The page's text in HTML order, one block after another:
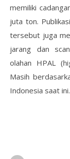
memiliki
juta ton.
tersebut juga
jarang dan
olahan HPAL
Masih
Indonesia saat